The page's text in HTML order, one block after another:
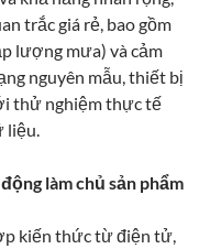
trắc giá rẻ, bao gồm
lượng mưa) và cảm
nguyên mẫu, thiết bị
thử nghiệm thực tế
liệu.
làm chủ sản phẩm
kiến thức từ điện tử,